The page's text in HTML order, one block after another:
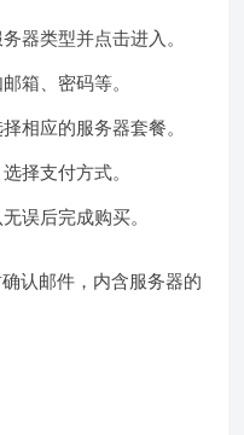
器类型并点击进入。
箱、密码等。
相应的服务器套餐。
择支付方式。
误后完成购买。
认邮件，内含服务器的